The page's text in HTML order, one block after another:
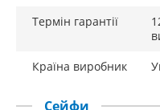
Термін гарантії
Країна виробник
Сейфи